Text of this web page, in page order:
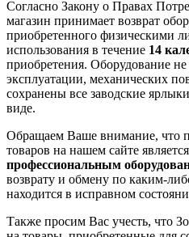
Согласно Закону о Правах
магазин принимает возврат
приобретенного физическими
использования в течение 14
приобретения. Оборудование
эксплуатации, механических
сохранены все заводские
виде.
Обращаем Ваше внимание, что
товаров на нашем сайте является
профессиональным
возврату и обмену по каким-
находится в исправном
Также просим Вас учесть, что